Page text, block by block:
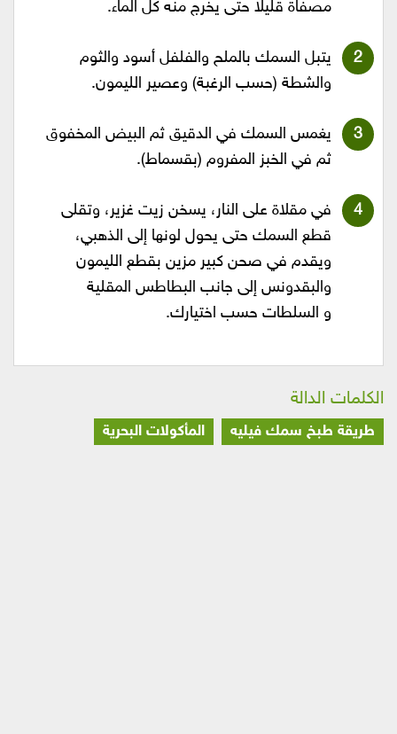
مصفاة قليلا حتى يخرج منه كل الماء.
يتبل السمك بالملح والفلفل أسود والثوم
والشطة (حسب الرغبة) وعصير الليمون.
يغمس السمك في الدقيق ثم البيض المخفوق
ثم في الخبز المفروم (بقسماط).
في مقلاة على النار، يسخن زيت غزير، وتقلى
قطع السمك حتى يحول لونها إلى الذهبي،
ويقدم في صحن كبير مزين بقطع الليمون
والبقدونس إلى جانب البطاطس المقلية
و السلطات حسب اختيارك.
الكلمات الدالة
طريقة طبخ سمك فيليه المأكولات البحرية